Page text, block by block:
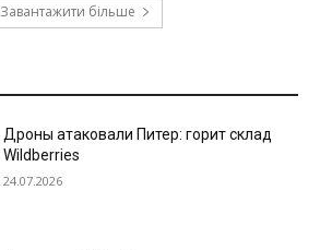
Завантажити більше
Дроны атаковали Питер: горит склад
Wildberries
24.07.2026